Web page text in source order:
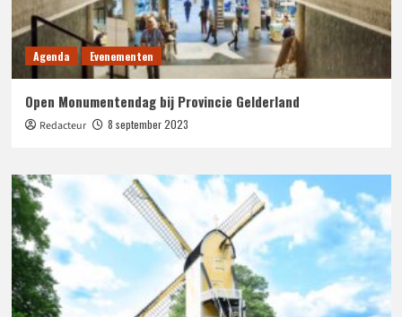
Agenda Evenementen
Open Monumentendag bij Provincie Gelderland
Redacteur 8 september 2023